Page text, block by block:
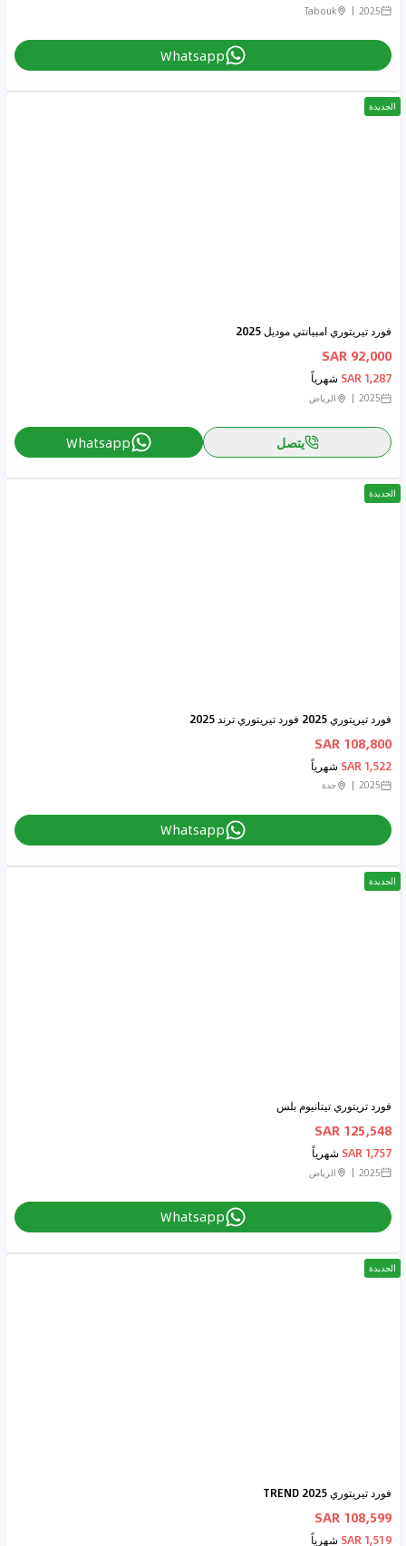
2025
Tabouk
Whatsapp
الجديدة
فورد تيريتوري امبيانتي موديل 2025
92,000 SAR
1,287 SAR شهرياً
2025 الرياض
يتصل Whatsapp
الجديدة
فورد تيريتوري 2025 فورد تيريتوري ترند 2025
108,800 SAR
1,522 SAR شهرياً
2025 جدة
Whatsapp
الجديدة
فورد تريتوري تيتانيوم بلس
125,548 SAR
1,757 SAR شهرياً
2025 الرياض
Whatsapp
الجديدة
فورد تيريتوري 2025 TREND
108,599 SAR
1,519 SAR شهرياً